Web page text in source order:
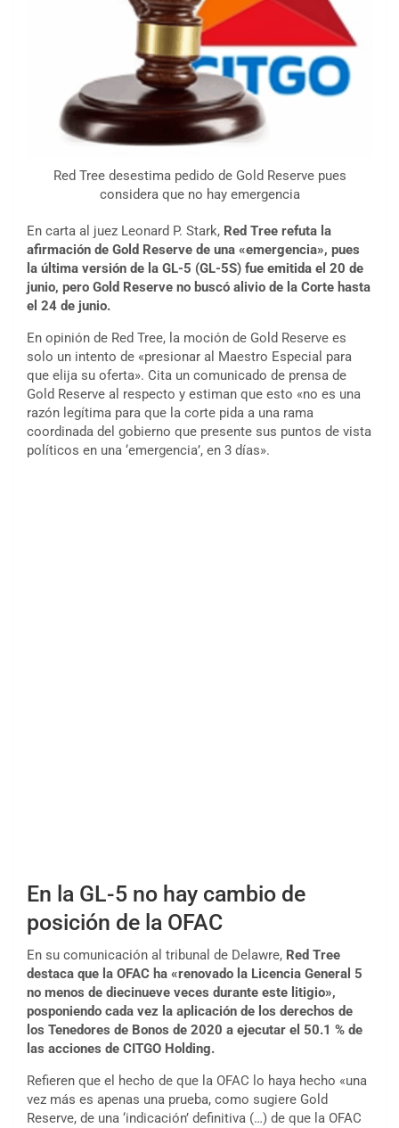
Red Tree desestima pedido de Gold Reserve pues
considera que no hay emergencia
En carta al juez Leonard P. Stark, Red Tree refuta la
afirmación de Gold Reserve de una «emergencia», pues
la última versión de la GL-5 (GL-5S) fue emitida el 20 de
junio, pero Gold Reserve no buscó alivio de la Corte hasta
el 24 de junio.
En opinión de Red Tree, la moción de Gold Reserve es
solo un intento de «presionar al Maestro Especial para
que elija su oferta». Cita un comunicado de prensa de
Gold Reserve al respecto y estiman que esto «no es una
razón legítima para que la corte pida a una rama
coordinada del gobierno que presente sus puntos de vista
políticos en una ‘emergencia’, en 3 días».
En la GL-5 no hay cambio de
posición de la OFAC
En su comunicación al tribunal de Delawre, Red Tree
destaca que la OFAC ha «renovado la Licencia General 5
no menos de diecinueve veces durante este litigio»,
posponiendo cada vez la aplicación de los derechos de
los Tenedores de Bonos de 2020 a ejecutar el 50.1 % de
las acciones de CITGO Holding.
Refieren que el hecho de que la OFAC lo haya hecho «una
vez más es apenas una prueba, como sugiere Gold
Reserve, de una ‘indicación’ definitiva (…) de que la OFAC